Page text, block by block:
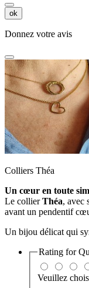
ok
Donnez votre avis
Colliers Théa
Un cœur en toute
Le collierThéa, avec
avant un pendentif
Un bijou délicat qui
Rating for
Veuillez